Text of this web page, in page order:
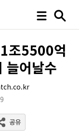
조5500억
어날수